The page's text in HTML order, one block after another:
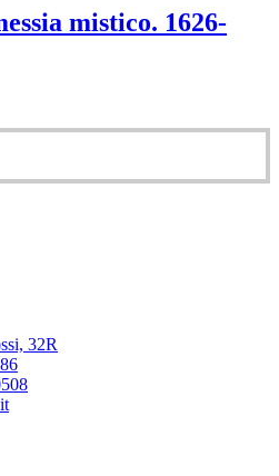
mistico. 1626-
32R